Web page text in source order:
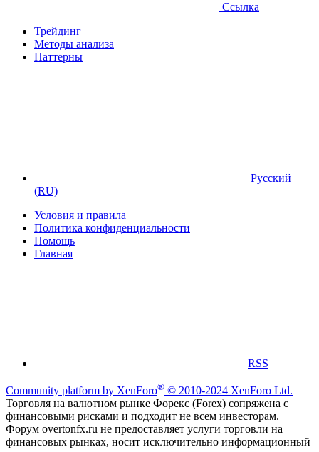
Ссылка
Трейдинг
Методы анализа
Паттерны
Русский
(RU)
Условия и правила
Политика конфиденциальности
Помощь
Главная
RSS
Community platform by XenForo® © 2010-2024 XenForo Ltd.
Торговля на валютном рынке Форекс (Forex) сопряжена с
финансовыми рисками и подходит не всем инвесторам.
Форум overtonfx.ru не предоставляет услуги торговли на
финансовых рынках, носит исключительно информационный